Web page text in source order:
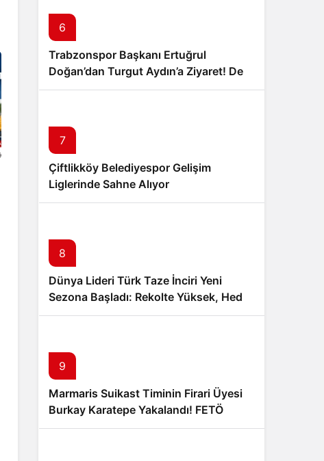
6
Trabzonspor Başkanı Ertuğrul
Doğan’dan Turgut Aydın’a Ziyaret! Dev
İş Birliği Sinyali Mi?
7
Çiftlikköy Belediyespor Gelişim
Liglerinde Sahne Alıyor
8
Dünya Lideri Türk Taze İnciri Yeni
Sezona Başladı: Rekolte Yüksek, Hedef
100 Milyon Dolar İhracat
9
Marmaris Suikast Timinin Firari Üyesi
Burkay Karatepe Yakalandı! FETÖ
Şüphelisi Adliyeye Sevk Edildi